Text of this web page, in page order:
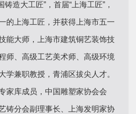
造大工匠”，首届“上海工匠”，
的上海工匠，并获得上海市五一
能大师，上海市建筑铜艺装饰技
师、高级工艺美术师、高级环境
学兼职教授，青浦区拔尖人才。
家库成员，中国雕塑家协会会
铸分会副理事长、上海发明家协